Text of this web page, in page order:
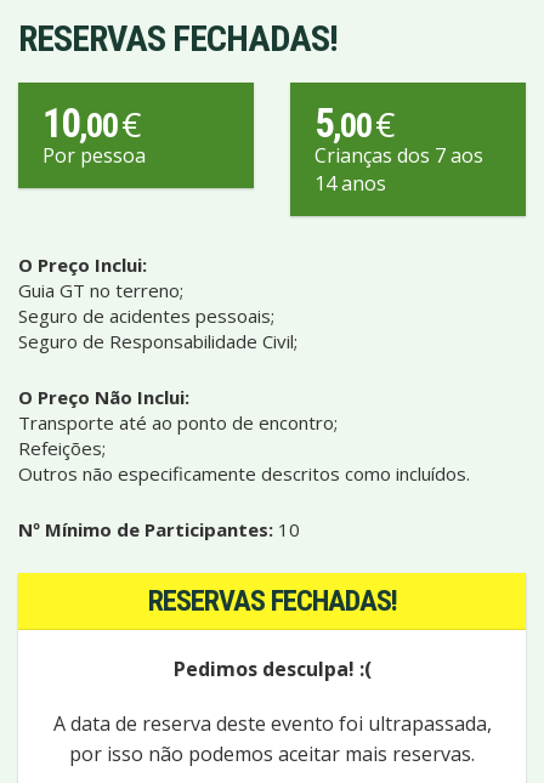
RESERVAS FECHADAS!
10,00€
Por pessoa
5,00€
Crianças dos 7 aos
14 anos
O Preço Inclui:
Guia GT no terreno;
Seguro de acidentes pessoais;
Seguro de Responsabilidade Civil;
O Preço Não Inclui:
Transporte até ao ponto de encontro;
Refeições;
Outros não especificamente descritos como incluídos.
Nº Mínimo de Participantes: 10
RESERVAS FECHADAS!
Pedimos desculpa! :(
A data de reserva deste evento foi ultrapassada,
por isso não podemos aceitar mais reservas.